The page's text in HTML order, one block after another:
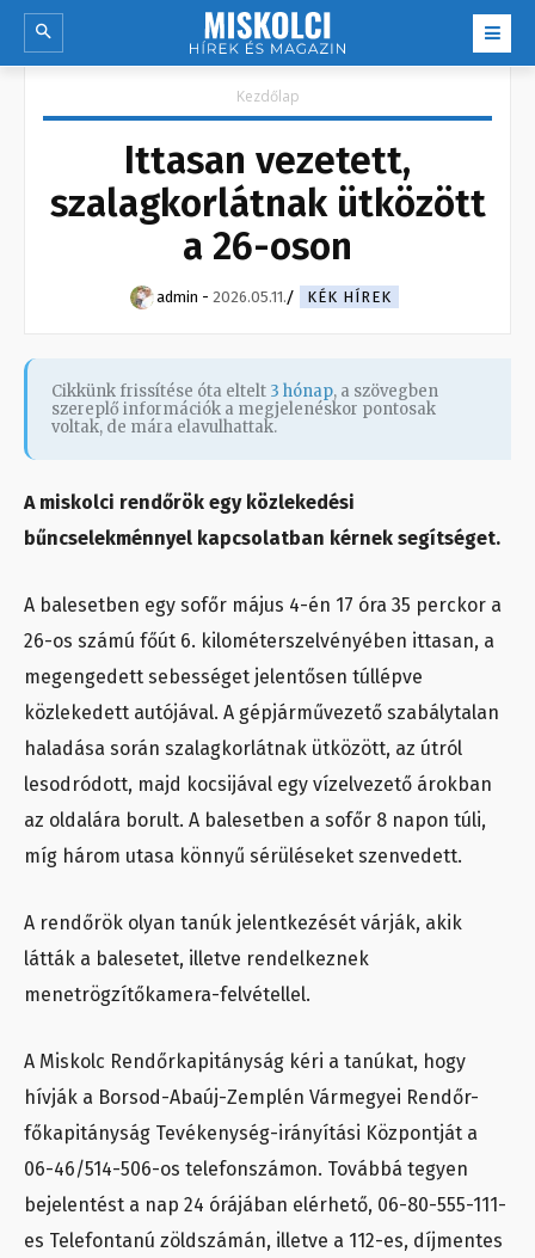
Kezdőlap
Ittasan vezetett,
szalagkorlátnak ütközött
a 26-oson
admin - 2026.05.11. KÉK HÍREK
Cikkünk frissítése óta eltelt 3 hónap, a szövegben
szereplő információk a megjelenéskor pontosak
voltak, de mára elavulhattak.
A miskolci rendőrök egy közlekedési
bűncselekménnyel kapcsolatban kérnek segítséget.
A balesetben egy sofőr május 4-én 17 óra 35 perckor a
26-os számú főút 6. kilométerszelvényében ittasan, a
megengedett sebességet jelentősen túllépve
közlekedett autójával. A gépjárművezető szabálytalan
haladása során szalagkorlátnak ütközött, az útról
lesodródott, majd kocsijával egy vízelvezető árokban
az oldalára borult. A balesetben a sofőr 8 napon túli,
míg három utasa könnyű sérüléseket szenvedett.
A rendőrök olyan tanúk jelentkezését várják, akik
látták a balesetet, illetve rendelkeznek
menetrögzítőkamera-felvétellel.
A Miskolc Rendőrkapitányság kéri a tanúkat, hogy
hívják a Borsod-Abaúj-Zemplén Vármegyei Rendőr-
főkapitányság Tevékenység-irányítási Központját a
06-46/514-506-os telefonszámon. Továbbá tegyen
bejelentést a nap 24 órájában elérhető, 06-80-555-111-
es Telefontanú zöldszámán, illetve a 112-es, díjmentes